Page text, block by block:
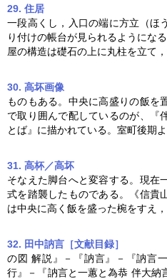
29. 住居
一段高くし，入口の端に方立（ほ
り付けの帳台が見られるようにな
屋の構造は礎石の上に丸柱を立て
30. 高坏画像
ものもある。中央に高盛りの飯を
で取り囲んで配しているのが、『
とば』に描かれている。室町後期
31. 高杯／高坏
そなえた脚台へと変容する。現在
式を踏襲したものである。《信貴
は中央に高く飯を盛った椀をすえ
32. 田中訥言［文献目録］
の図 解説』－『訥言』－『訥言
行』－『訥言と一蕙と為恭 伴大納